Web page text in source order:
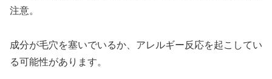
注意。
成分が毛穴を塞いでいるか、アレルギー反応を起こしてい
る可能性があります。